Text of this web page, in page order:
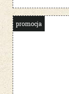
promocja